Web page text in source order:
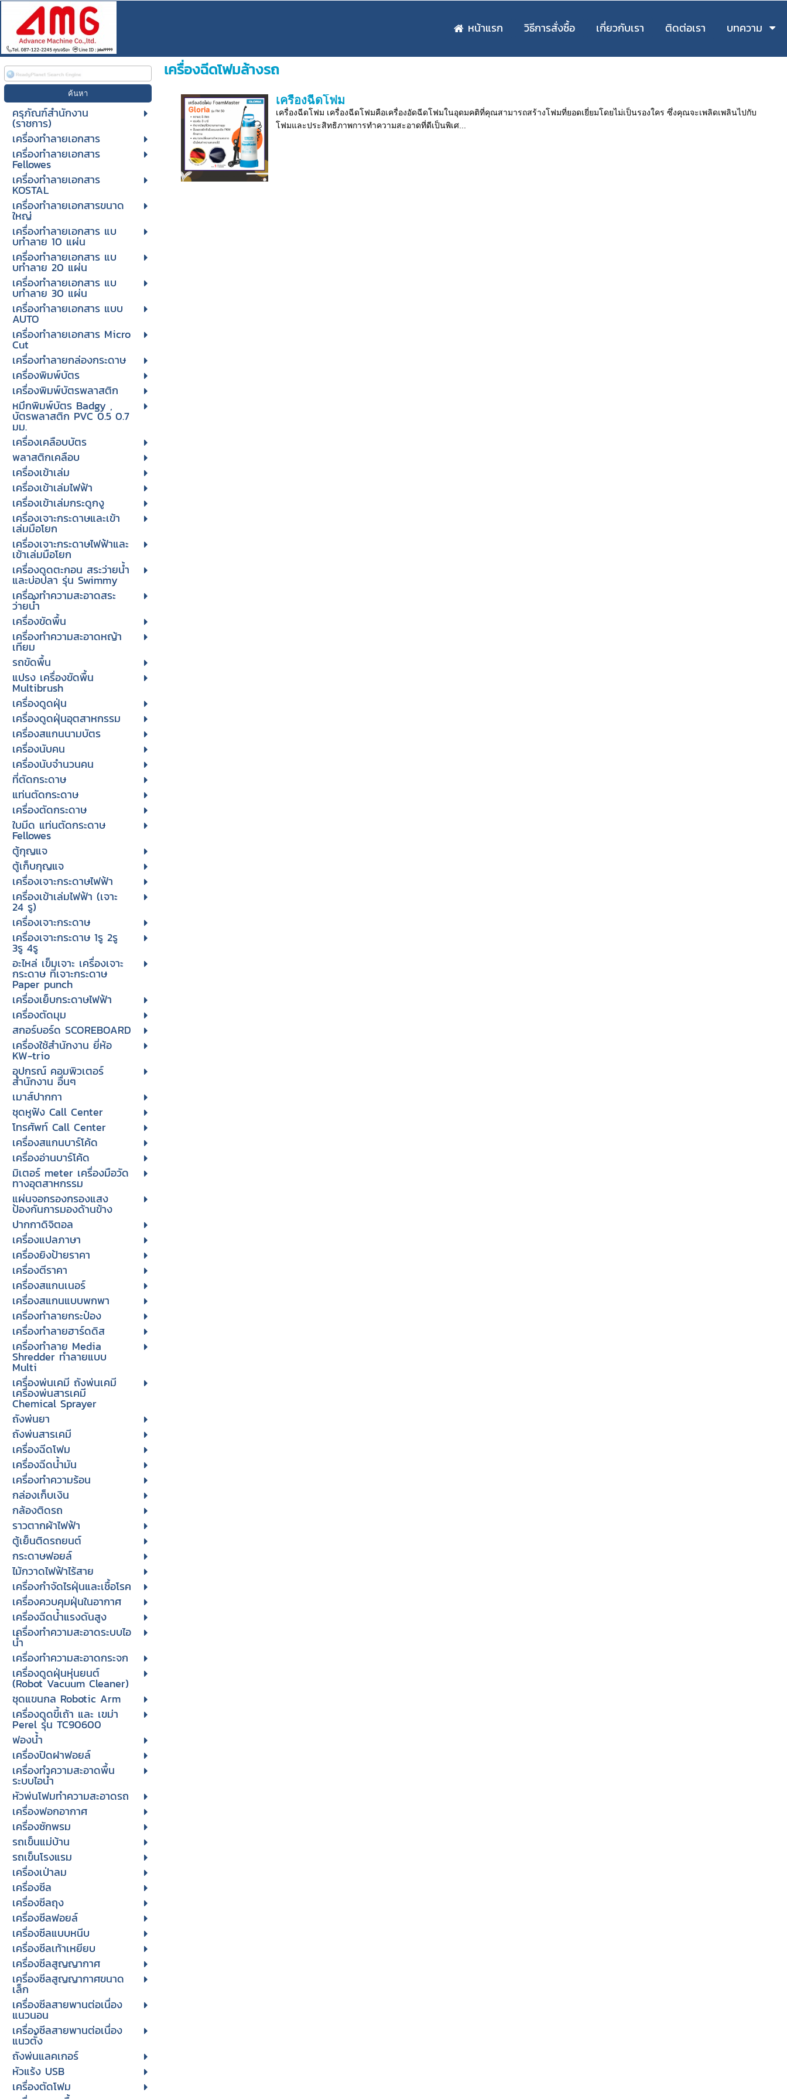
หน้าแรก วิธีการสั่งซื้อ เกี่ยวกับเรา ติดต่อเรา บทความ
ครุภัณฑ์สำนักงาน
(ราชการ)
เครื่องทำลายเอกสาร
เครื่องทำลายเอกสาร
Fellowes
เครื่องทำลายเอกสาร
KOSTAL
เครื่องทำลายเอกสารขนาด
ใหญ่
เครื่องทําลายเอกสาร แบ
บทําลาย 10 แผ่น
เครื่องทําลายเอกสาร แบ
บทําลาย 20 แผ่น
เครื่องทําลายเอกสาร แบ
บทําลาย 30 แผ่น
เครื่องทำลายเอกสาร แบบ
AUTO
เครื่องทำลายเอกสาร Micro
Cut
เครื่องทำลายกล่องกระดาษ
เครื่องพิมพ์บัตร
เครื่องพิมพ์บัตรพลาสติก
หมึกพิมพ์บัตร Badgy ,
บัตรพลาสติก PVC 0.5 0.7
มม.
เครื่องเคลือบบัตร
พลาสติกเคลือบ
เครื่องเข้าเล่ม
เครื่องเข้าเล่มไฟฟ้า
เครื่องเข้าเล่มกระดูกงู
เครื่องเจาะกระดาษและเข้า
เล่มมือโยก
เครื่องเจาะกระดาษไฟฟ้าและ
เข้าเล่มมือโยก
เครื่องดูดตะกอน สระว่ายน้ำ
และบ่อปลา รุ่น Swimmy
เครื่องทำความสะอาดสระ
ว่ายน้ำ
เครื่องขัดพื้น
เครื่องทำความสะอาดหญ้า
เทียม
รถขัดพื้น
แปรง เครื่องขัดพื้น
Multibrush
เครื่องดูดฝุ่น
เครื่องดูดฝุ่นอุตสาหกรรม
เครื่องสแกนนามบัตร
เครื่องนับคน
เครื่องนับจํานวนคน
ที่ตัดกระดาษ
แท่นตัดกระดาษ
เครื่องตัดกระดาษ
ใบมีด แท่นตัดกระดาษ
Fellowes
ตู้กุญแจ
ตู้เก็บกุญแจ
เครื่องเจาะกระดาษไฟฟ้า
เครื่องเข้าเล่มไฟฟ้า (เจาะ
24 รู)
เครื่องเจาะกระดาษ
เครื่องเจาะกระดาษ 1รู 2รู
3รู 4รู
อะไหล่ เข็มเจาะ เครื่องเจาะ
กระดาษ ที่เจาะกระดาษ
Paper punch
เครื่องเย็บกระดาษไฟฟ้า
เครื่องตัดมุม
สกอร์บอร์ด SCOREBOARD
เครื่องใช้สำนักงาน ยี่ห้อ
KW-trio
อุปกรณ์ คอมพิวเตอร์
สำนักงาน อื่นๆ
เมาส์ปากกา
ชุดหูฟัง Call Center
โทรศัพท์ Call Center
เครื่องสแกนบาร์โค้ด
เครื่องอ่านบาร์โค้ด
มิเตอร์ meter เครื่องมือวัด
ทางอุตสาหกรรม
แผ่นจอกรองกรองแสง
ป้องกันการมองด้านข้าง
ปากกาดิจิตอล
เครื่องแปลภาษา
เครื่องยิงป้ายราคา
เครื่องตีราคา
เครื่องสแกนเนอร์
เครื่องสแกนแบบพกพา
เครื่องทำลายกระป๋อง
เครื่องทำลายฮาร์ดดิส
เครื่องทำลาย Media
Shredder ทำลายแบบ
Multi
เครื่องพ่นเคมี ถังพ่นเคมี
เครื่องพ่นสารเคมี
Chemical Sprayer
ถังพ่นยา
ถังพ่นสารเคมี
เครื่องฉีดโฟม
เครื่องฉีดน้ำมัน
เครื่องทำความร้อน
กล่องเก็บเงิน
กล้องติดรถ
ราวตากผ้าไฟฟ้า
ตู้เย็นติดรถยนต์
กระดาษฟอยล์
ไม้กวาดไฟฟ้าไร้สาย
เครื่องกำจัดไรฝุ่นและเชื้อโรค
เครื่องควบคุมฝุ่นในอากาศ
เครื่องฉีดน้ำแรงดันสูง
เครื่องทำความสะอาดระบบไอ
น้ำ
เครื่องทำความสะอาดกระจก
เครื่องดูดฝุ่นหุ่นยนต์
(Robot Vacuum Cleaner)
ชุดแขนกล Robotic Arm
เครื่องดูดขี้เถ้า และ เขม่า
Perel รุ่น TC90600
ฟองน้ำ
เครื่องปิดฝาฟอยล์
เครื่องทำความสะอาดพื้น
ระบบไอน้ำ
หัวพ่นโฟมทำความสะอาดรถ
เครื่องฟอกอากาศ
เครื่องซักพรม
รถเข็นแม่บ้าน
รถเข็นโรงแรม
เครื่องเป่าลม
เครื่องซีล
เครื่องซีลถุง
เครื่องซีลฟอยล์
เครื่องซีลแบบหนีบ
เครื่องซีลเท้าเหยียบ
เครื่องซีลสูญญากาศ
เครื่องซีลสูญญากาศขนาด
เล็ก
เครื่องซีลสายพานต่อเนื่อง
แนวนอน
เครื่องซีลสายพานต่อเนื่อง
แนวตั้ง
ถังพ่นแลคเกอร์
หัวแร้ง USB
เครื่องตัดโฟม
เครื่องฉีดโฟมล้างรถ
เครื่องฉีดโฟม
เครื่องฉีดโฟม เครื่องฉีดโฟมคือเครื่องอัดฉีดโฟมในอุดมคติที่คุณสามารถสร้างโฟมที่ยอดเยี่ยมโดยไม่เป็นรองใคร ซึ่งคุณจะเพลิดเพลินไปกับ
โฟมและประสิทธิภาพการทำความสะอาดที่ดีเป็นพิเศ...